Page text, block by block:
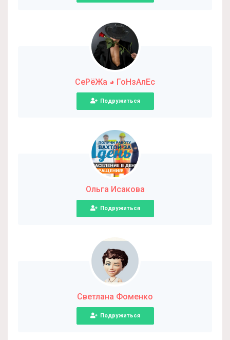
СеРёЖа ◕ ГоНзАлЕс
Подружиться
Ольга Исакова
Подружиться
Светлана Фоменко
Подружиться